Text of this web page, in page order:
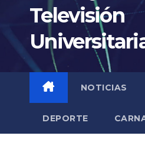
Televisión
NOTICIAS
DEPORTE